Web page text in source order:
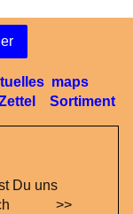
maps
Sortiment
Du uns
>>